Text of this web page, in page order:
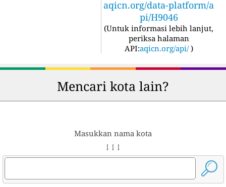
aqicn.org/data-platform/a
pi/H9046
(Untuk informasi lebih lanjut,
periksa halaman
API:aqicn.org/api/ )
Mencari kota lain?
Masukkan nama kota
↓ ↓ ↓